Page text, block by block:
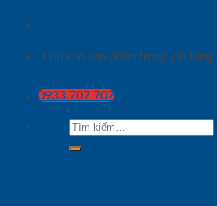
Chưa có sản phẩm trong giỏ hàng.
0933.707.707
Tìm
kiếm: